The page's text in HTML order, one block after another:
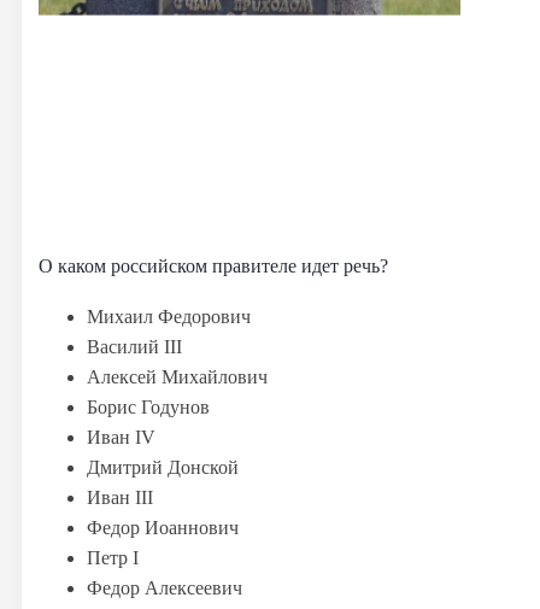
О каком российском правителе идет речь?
Михаил Федорович
Василий III
Алексей Михайлович
Борис Годунов
Иван IV
Дмитрий Донской
Иван III
Федор Иоаннович
Петр I
Федор Алексеевич